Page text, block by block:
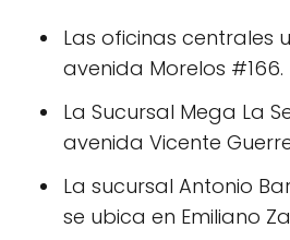
Las oficinas centrales
avenida Morelos #166.
La Sucursal Mega La
avenida Vicente
La sucursal Antonio
se ubica en Emiliano